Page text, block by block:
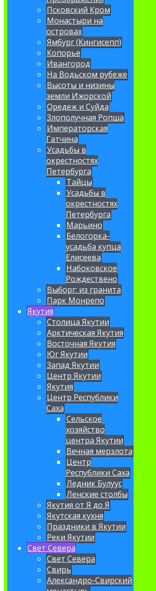
Псковский Кром
Монастыри на
островах
Ямбург (Кингисепп)
Копорье
Ивангород
На Водьском рубеже
Высоты и низины
земли Ижорской
Оредеж и Суйда
Злополучная Ропша
Императорская
Гатчина
Усадьбы в
окрестностях
Петербурга
Тайцы
Усадьбы в
окрестностях
Петербурга
Марьино
Белогорка-
усадьба купца
Елисеева
Набоковское
Рождествено
Выборг: из гранита
Парк Монрепо
Якутия
Столица Якутии
Арктическая Якутия
Восточная Якутия
Юг Якутии
Запад Якутии
Центр Якутии
Якутия
Центр Республики
Саха
Сельское
хозяйство
центра Якутии
Вечная мерзлота
Центр
Республики Саха
Ледник Булуус
Ленские столбы
Якутия от Я до Я
Якутская кухня
Праздники в Якутии
Реки Якутии
Свет Севера
Свет Севера
Свирь
Александро-Свирский